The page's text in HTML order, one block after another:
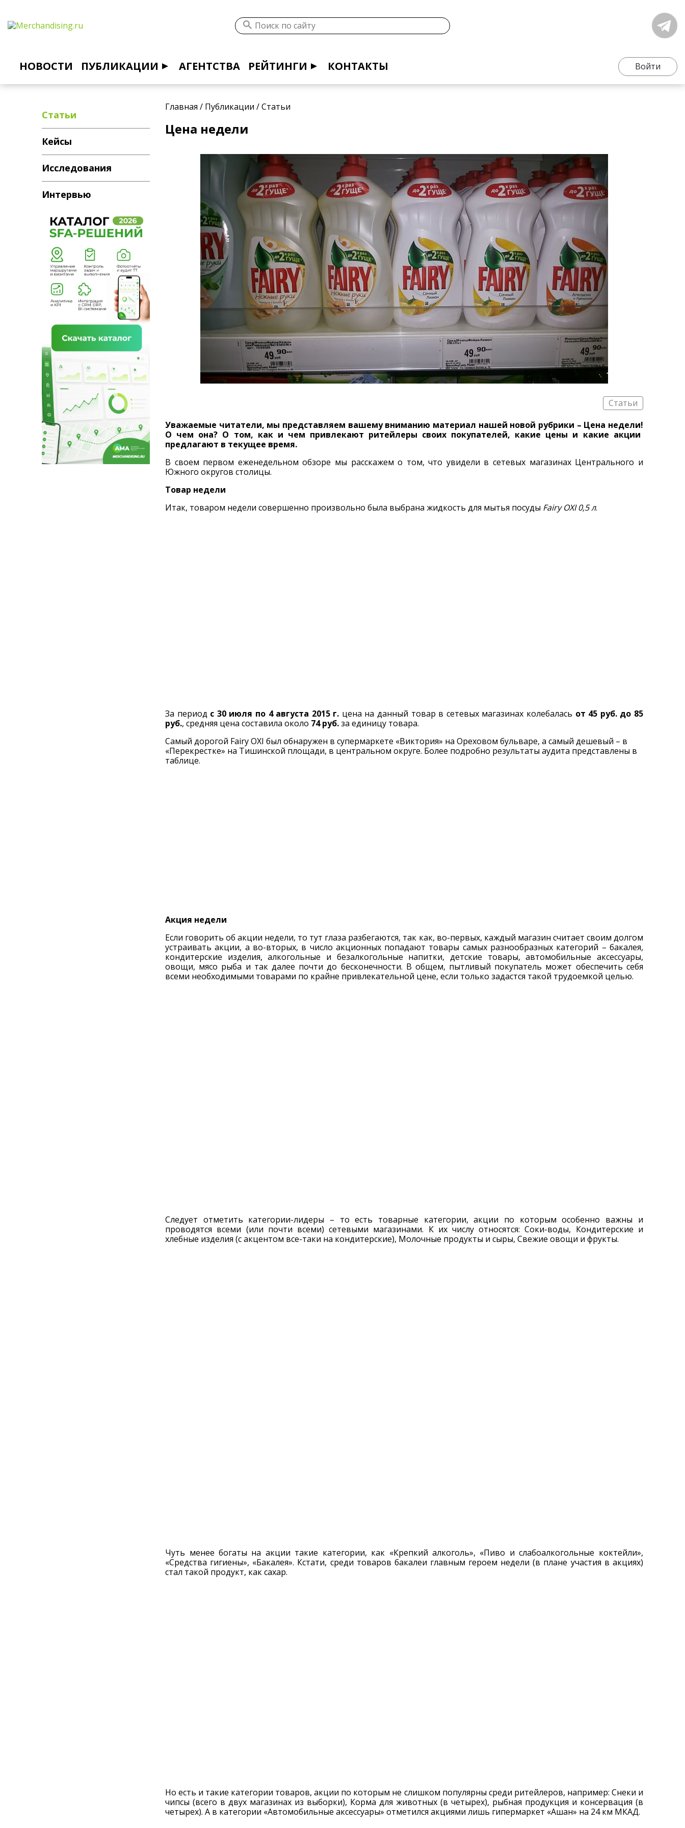
НОВОСТИ ПУБЛИКАЦИИ АГЕНТСТВА РЕЙТИНГИ КОНТАКТЫ Войти
Главная / Публикации /Статьи
Цена недели
Статьи
Уважаемые читатели, мы представляем вашему вниманию материал нашей новой рубрики – Цена недели!
О чем она? О том, как и чем привлекают ритейлеры своих покупателей, какие цены и какие акции
предлагают в текущее время.
В своем первом еженедельном обзоре мы расскажем о том, что увидели в сетевых магазинах Центрального и
Южного округов столицы.
Товар недели
Итак, товаром недели совершенно произвольно была выбрана жидкость для мытья посуды Fairy OXI 0,5 л.
За период с 30 июля по 4 августа 2015 г. цена на данный товар в сетевых магазинах колебалась от 45 руб. до 85
руб., средняя цена составила около 74 руб.за единицу товара.
Самый дорогой Fairy OXI был обнаружен в супермаркете «Виктория» на Ореховом бульваре, а самый дешевый – в
«Перекрестке» на Тишинской площади, в центральном округе. Более подробно результаты аудита представлены в
таблице.
Акция недели
Если говорить об акции недели, то тут глаза разбегаются, так как, во-первых, каждый магазин считает своим долгом
устраивать акции, а во-вторых, в число акционных попадают товары самых разнообразных категорий – бакалея,
кондитерские изделия, алкогольные и безалкогольные напитки, детские товары, автомобильные аксессуары,
овощи, мясо рыба и так далее почти до бесконечности. В общем, пытливый покупатель может обеспечить себя
всеми необходимыми товарами по крайне привлекательной цене, если только задастся такой трудоемкой целью.
Следует отметить категории-лидеры – то есть товарные категории, акции по которым особенно важны и
проводятся всеми (или почти всеми) сетевыми магазинами. К их числу относятся: Соки-воды, Кондитерские и
хлебные изделия (с акцентом все-таки на кондитерские), Молочные продукты и сыры, Свежие овощи и фрукты.
Чуть менее богаты на акции такие категории, как «Крепкий алкоголь», «Пиво и слабоалкогольные коктейли»,
«Средства гигиены», «Бакалея». Кстати, среди товаров бакалеи главным героем недели (в плане участия в акциях)
стал такой продукт, как сахар.
Но есть и такие категории товаров, акции по которым не слишком популярны среди ритейлеров, например: Снеки и
чипсы (всего в двух магазинах из выборки), Корма для животных (в четырех), рыбная продукция и консервация (в
четырех). А в категории «Автомобильные аксессуары» отметился акциями лишь гипермаркет «Ашан» на 24 км МКАД.
Статьи
Кейсы
Исследования
Интервью